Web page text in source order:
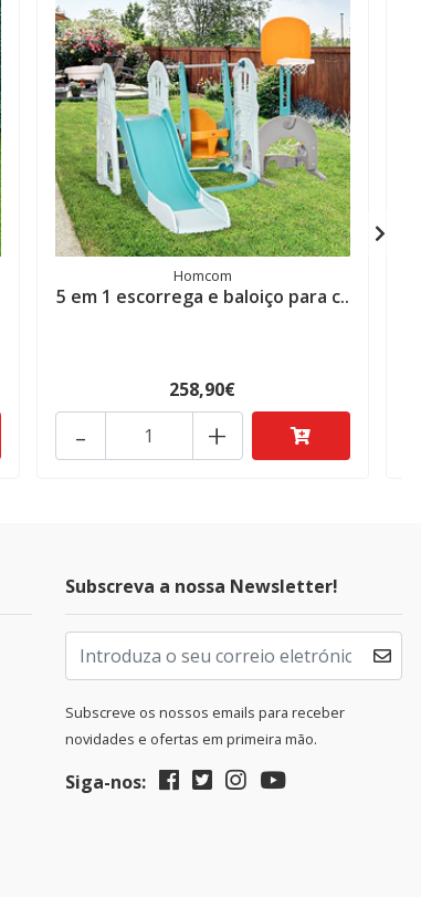
Homcom
5 em 1 escorrega e baloiço para c..
258,90€
+
-
Subscreva a nossa Newsletter!
Subscreve os nossos emails para receber
novidades e ofertas em primeira mão.
Siga-nos: